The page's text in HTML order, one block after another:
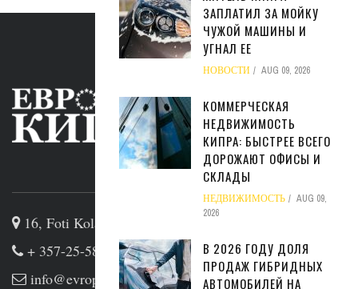
ЗАПЛАТИЛ ЗА МОЙКУ
ЧУЖОЙ МАШИНЫ И
УГНАЛ ЕЕ
НОВОСТИ AUG 09, 2026
КОММЕРЧЕСКАЯ
НЕДВИЖИМОСТЬ
КИПРА: БЫСТРЕЕ ВСЕГО
ДОРОЖАЮТ ОФИСЫ И
СКЛАДЫ
НЕДВИЖИМОСТЬ
AUG 09,
2026
В 2026 ГОДУ ДОЛЯ
ПРОДАЖ ГИБРИДНЫХ
АВТОМОБИЛЕЙ НА
ABOUT US
16, Foti Kolakidi str, 3031, Limassol, Cyprus
+ 357-25-581133
info@evropakipr.com